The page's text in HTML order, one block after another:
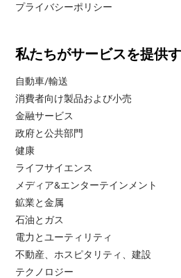
プライバシーポリシー
私たちがサービスを提供
自動車/輸送
消費者向け製品および小売
金融サービス
政府と公共部門
健康
ライフサイエンス
メディア&エンターテインメント
鉱業と金属
石油とガス
電力とユーティリティ
不動産、ホスピタリティ、建設
テクノロジー